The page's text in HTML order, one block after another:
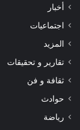
أخبار
اجتماعيات
المزيد
تقارير و تحقيقات
ثقافة و فن
حوادث
رياضة